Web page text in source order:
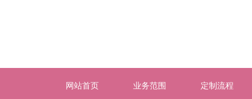
网站首页 业务范围 定制流程